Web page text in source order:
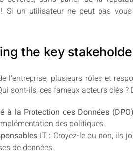
Si un utilisateur ne peut pas
the key
l’entreprise, plusieurs rôles et
sont-ils, ces fameux acteurs clés ?
à la Protection des Données
des politiques.
IT : Croyez-le ou non, ils
de données.